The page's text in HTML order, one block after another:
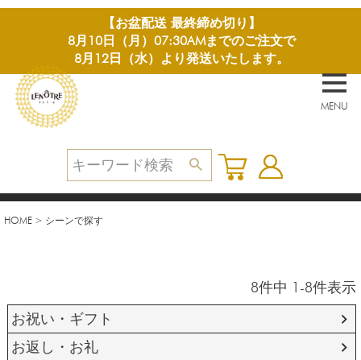
【お盆配送 最終締め切り】
8月10日（月）07:30AMまでのご注文で
8月12日（水）より発送いたします。
MENU
HOME シーンで探す
8件中 1 -8件表示
お祝い・ギフト
お返し・お礼